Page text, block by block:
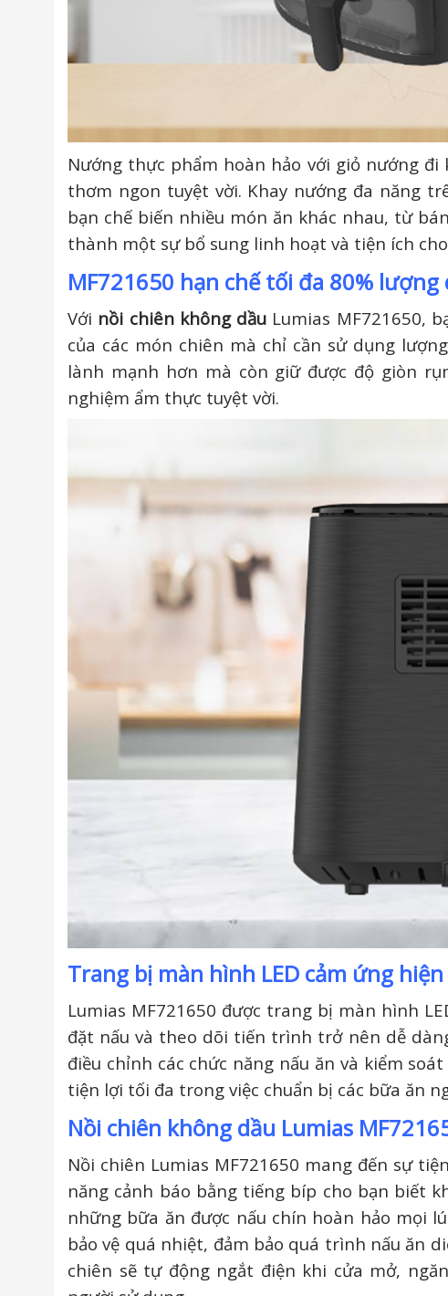
Nướng thực phẩm hoàn hảo với giỏ nướng
thơm ngon tuyệt vời. Khay nướng đa năng
bạn chế biến nhiều món ăn khác nhau, từ
thành một sự bổ sung linh hoạt và tiện ích
MF721650 hạn chế tối đa 80% lượng
Với nồi chiên không dầu Lumias MF721650,
của các món chiên mà chỉ cần sử dụng
lành mạnh hơn mà còn giữ được độ giòn
nghiệm ẩm thực tuyệt vời.
Trang bị màn hình LED cảm ứng
Lumias MF721650 được trang bị màn hình
đặt nấu và theo dõi tiến trình trở nên dễ
điều chỉnh các chức năng nấu ăn và kiểm
tiện lợi tối đa trong việc chuẩn bị các bữa ăn
Nồi chiên không dầu Lumias
Nồi chiên Lumias MF721650 mang đến sự
năng cảnh báo bằng tiếng bíp cho bạn biết
những bữa ăn được nấu chín hoàn hảo mọi
bảo vệ quá nhiệt, đảm bảo quá trình nấu ăn
chiên sẽ tự động ngắt điện khi cửa mở,